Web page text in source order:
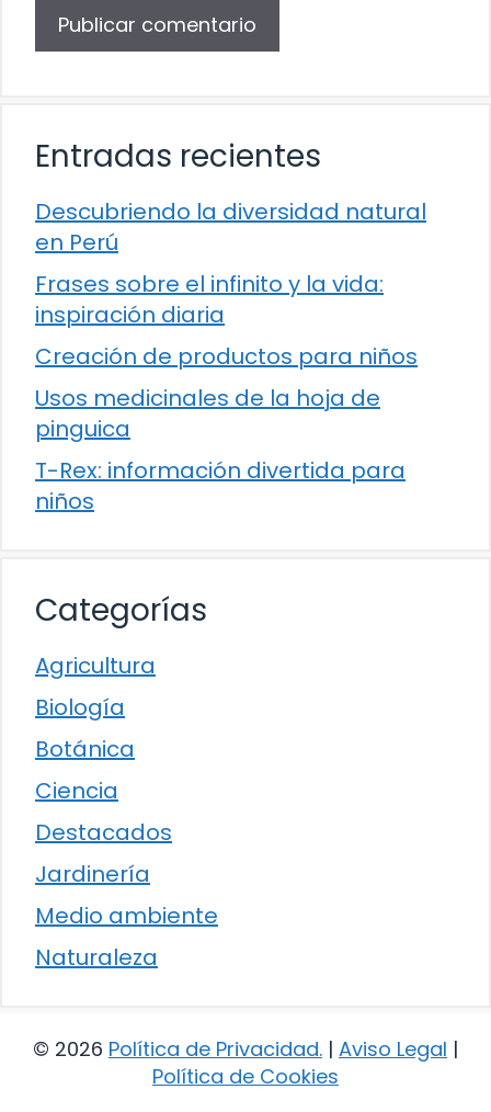
Entradas recientes
Descubriendo la diversidad natural
en Perú
Frases sobre el infinito y la vida:
inspiración diaria
Creación de productos para niños
Usos medicinales de la hoja de
pinguica
T-Rex: información divertida para
niños
Categorías
Agricultura
Biología
Botánica
Ciencia
Destacados
Jardinería
Medio ambiente
Naturaleza
© 2026 Política de Privacidad. | Aviso Legal |
Política de Cookies